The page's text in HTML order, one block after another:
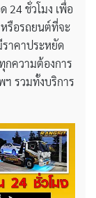
24 ชั่วโมง เพื่อ
รือรถยนต์ที่จะ
ราคาประหยัด
กความต้องการ
รวมทั้งบริการ